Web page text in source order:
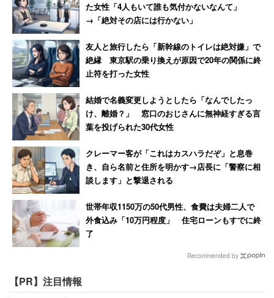
た女性「4人もいて誰も気付かないなんて」
→「絶対その店には行かない」
友人と旅行したら「新幹線のトイレは絶対嫌」で
絶縁 東京駅の乗り換えが原因で20年の関係に終
止符を打った女性
結婚で名義変更しようとしたら「なんでしたっ
け、離婚？」 窓口のおじさんに無神経すぎる言
葉を投げられた30代女性
クレーマー客が「これはカスハラだぞ」と息巻
き、自ら名前と住所を明かす→店長に「警察に相
談します」と撃退される
世帯年収1150万の50代男性、食費は夫婦二人で
外食込み「10万円程度」 住宅ローンもすでに終
了
Recommended by
【PR】注目情報